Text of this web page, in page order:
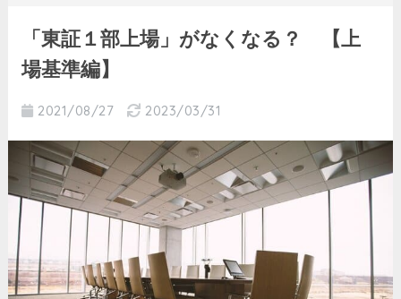
「東証１部上場」がなくなる？ 【上
場基準編】
2021/08/27 2023/03/31